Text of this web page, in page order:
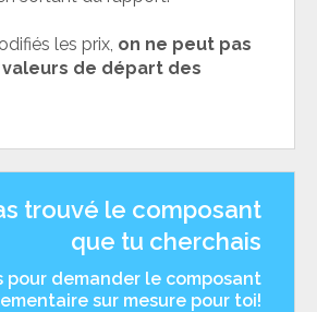
les prix, on ne peut pas
de départ des
trouvé le composant
que tu cherchais
pour demander le composant
sur mesure pour toi!